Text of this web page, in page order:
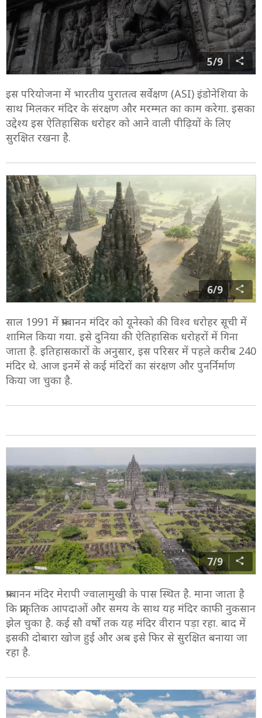
5/9
इस परियोजना में भारतीय पुरातत्व सर्वेक्षण (ASI) इंडोनेशिया के
साथ मिलकर मंदिर के संरक्षण और मरम्मत का काम करेगा. इसका
उद्देश्य इस ऐतिहासिक धरोहर को आने वाली पीढ़ियों के लिए
सुरक्षित रखना है.
6/9
साल 1991 में प्रम्बानन मंदिर को यूनेस्को की विश्व धरोहर सूची में
शामिल किया गया. इसे दुनिया की ऐतिहासिक धरोहरों में गिना
जाता है. इतिहासकारों के अनुसार, इस परिसर में पहले करीब 240
मंदिर थे. आज इनमें से कई मंदिरों का संरक्षण और पुनर्निर्माण
किया जा चुका है.
7/9
प्रम्बानन मंदिर मेरापी ज्वालामुखी के पास स्थित है. माना जाता है
कि प्राकृतिक आपदाओं और समय के साथ यह मंदिर काफी नुकसान
झेल चुका है. कई सौ वर्षों तक यह मंदिर वीरान पड़ा रहा. बाद में
इसकी दोबारा खोज हुई और अब इसे फिर से सुरक्षित बनाया जा
रहा है.